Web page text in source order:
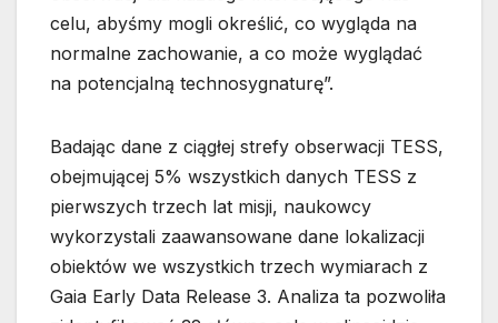
celu, abyśmy mogli określić, co wygląda na
normalne zachowanie, a co może wyglądać
na potencjalną technosygnaturę”.
Badając dane z ciągłej strefy obserwacji TESS,
obejmującej 5% wszystkich danych TESS z
pierwszych trzech lat misji, naukowcy
wykorzystali zaawansowane dane lokalizacji
obiektów we wszystkich trzech wymiarach z
Gaia Early Data Release 3. Analiza ta pozwoliła